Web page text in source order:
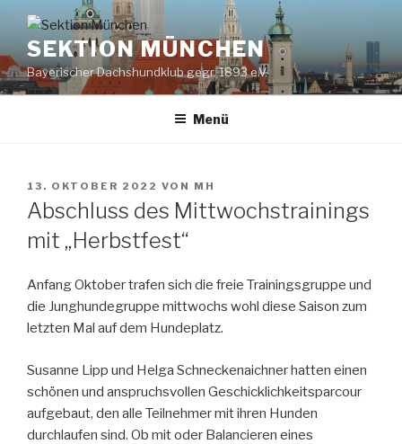
Inhalt
springenSEKTION MÜNCHEN
Bayerischer Dachshundklub gegr. 1893 e.V.
Menü
VERÖFFENTLICHT
AM
13. OKTOBER 2022 VON MH
Abschluss des Mittwochstrainings
mit „Herbstfest“
Anfang Oktober trafen sich die freie Trainingsgruppe und
die Junghundegruppe mittwochs wohl diese Saison zum
letzten Mal auf dem Hundeplatz.
Susanne Lipp und Helga Schneckenaichner hatten einen
schönen und anspruchsvollen Geschicklichkeitsparcour
aufgebaut, den alle Teilnehmer mit ihren Hunden
durchlaufen sind. Ob mit oder Balancieren eines